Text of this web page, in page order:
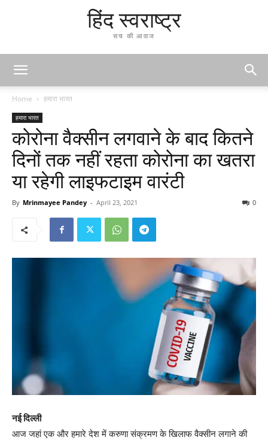
हिंद स्वराष्ट्र
सच की आवाज
Home हमारा भारत
हमारा भारत
कोरोना वैक्सीन लगवाने के बाद कितने
दिनों तक नहीं रहता कोरोना का खतरा
या रहेगी लाइफटाइम वारंटी
By Mrinmayee Pandey - April 23, 2021 0
नई दिल्ली
आज जहां एक और हमारे देश में करुणा संक्रमण के खिलाफ वैक्सीन लगाने की